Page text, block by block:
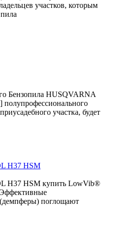
участков, которым
Бензопила HUSQVARNA
полупрофессионального
участка, будет
H37 HSM
H37 HSM купить LowVib®
поглощают